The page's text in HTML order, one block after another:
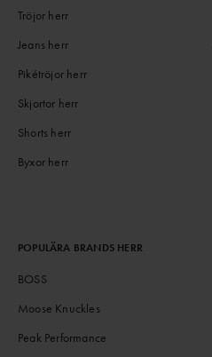
Tröjor herr
Jeans herr
Pikétröjor herr
Skjortor herr
Shorts herr
Byxor herr
POPULÄRA BRANDS HERR
BOSS
Moose Knuckles
Peak Performance